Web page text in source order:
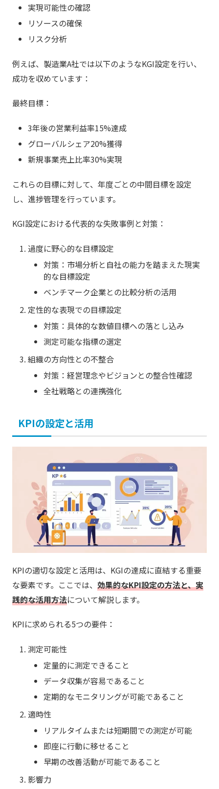
実現可能性の確認
リソースの確保
リスク分析
例えば、製造業A社では以下のようなKGI設定を行い、
成功を収めています：
最終目標：
3年後の営業利益率15%達成
グローバルシェア20%獲得
新規事業売上比率30%実現
これらの目標に対して、年度ごとの中間目標を設定
し、進捗管理を行っています。
KGI設定における代表的な失敗事例と対策：
過度に野心的な目標設定
対策：市場分析と自社の能力を踏まえた現実
的な目標設定
ベンチマーク企業との比較分析の活用
定性的な表現での目標設定
対策：具体的な数値目標への落とし込み
測定可能な指標の選定
組織の方向性との不整合
対策：経営理念やビジョンとの整合性確認
全社戦略との連携強化
KPIの設定と活用
KPIの適切な設定と活用は、KGIの達成に直結する重要
な要素です。ここでは、 効果的なKPI設定の方法と、実
践的な活用方法について解説します。
KPIに求められる5つの要件：
測定可能性
定量的に測定できること
データ収集が容易であること
定期的なモニタリングが可能であること
適時性
リアルタイムまたは短期間での測定が可能
即座に行動に移せること
早期の改善活動が可能であること
影響力